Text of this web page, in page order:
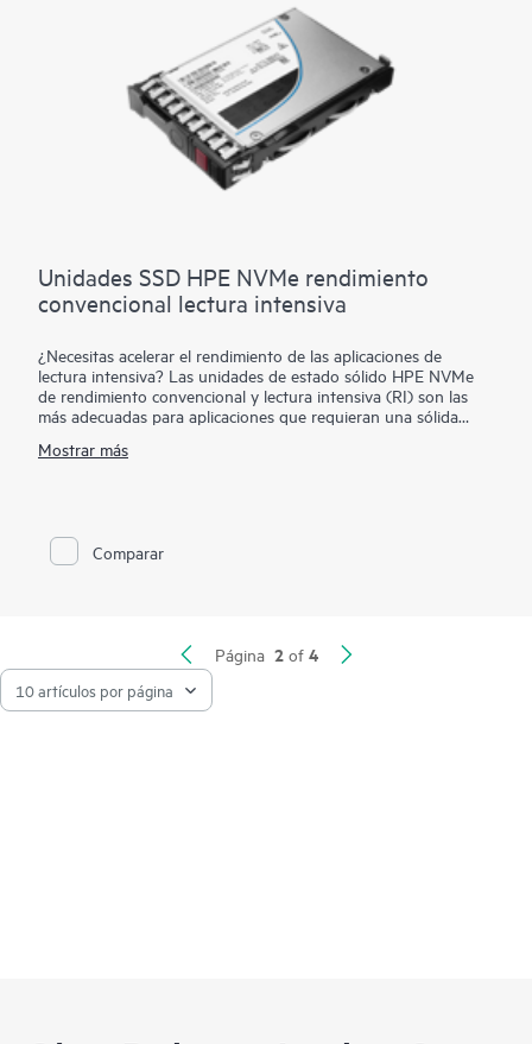
Enterprise con cargas de trabajo de grandes lecturas como la
inteligencia artificial, las redes de entrega de contenidos o los
Unidades SSD HPE NVMe rendimiento
convencional lectura intensiva
¿Necesitas acelerar el rendimiento de las aplicaciones de
lectura intensiva? Las unidades de estado sólido HPE NVMe
de rendimiento convencional y lectura intensiva (RI) son las
más adecuadas para aplicaciones que requieran una sólida
una gran resistencia a un precio favorable. Los SSD NVMe se
lectura intensiva son unidades optimizadas de centros de
datos avanzados para un mayor rendimiento y resistencia en
un excelente IOPS por vatio y coste como una mejora de ruta
de los SSD SATA. Los SSD HPE están respaldados por
certificaciones y hasta 3,35 millones de horas de pruebas
Mostrar más
Comparar
Página 2of 4